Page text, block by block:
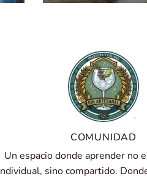
COMUNIDAD
Un espacio donde aprender no
sino compartido.